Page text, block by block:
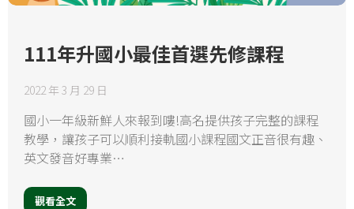
111年升國小最佳首選先修課程
2022 年 3 月 29 日
國小一年級新鮮人來報到嘍!高名提供孩子完整的課程
教學，讓孩子可以順利接軌國小課程國文正音很有趣、
英文發音好專業…
觀看全文